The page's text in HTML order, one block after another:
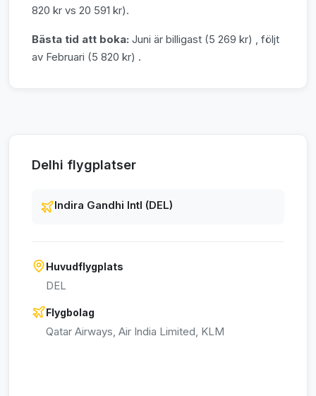
820 kr vs 20 591 kr).
Bästa tid att boka: Juni är billigast (5 269 kr) , följt
av Februari (5 820 kr) .
Delhi flygplatser
Indira Gandhi Intl (DEL)
Huvudflygplats
DEL
Flygbolag
Qatar Airways, Air India Limited, KLM